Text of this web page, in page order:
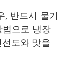
, 반드시 물기
으로 냉장
도와 맛을